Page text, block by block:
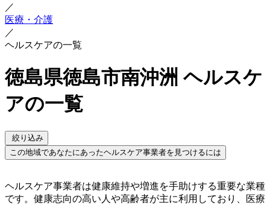
／
医療・介護
／
ヘルスケアの一覧
徳島県徳島市南沖洲 ヘルスケ
アの一覧
絞り込み
この地域であなたにあったヘルスケア事業者を見つけるには
ヘルスケア事業者は健康維持や増進を手助けする重要な業種
です。健康志向の高い人や高齢者が主に利用しており、医療